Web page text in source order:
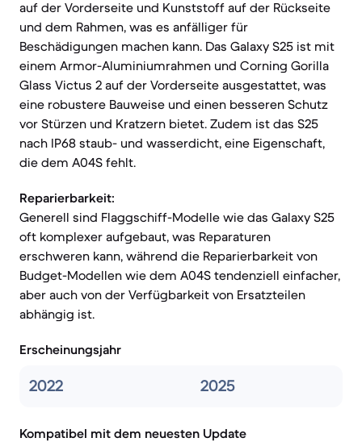
auf der Vorderseite und Kunststoff auf der Rückseite
und dem Rahmen, was es anfälliger für
Beschädigungen machen kann. Das Galaxy S25 ist mit
einem Armor-Aluminiumrahmen und Corning Gorilla
Glass Victus 2 auf der Vorderseite ausgestattet, was
eine robustere Bauweise und einen besseren Schutz
vor Stürzen und Kratzern bietet. Zudem ist das S25
nach IP68 staub- und wasserdicht, eine Eigenschaft,
die dem A04S fehlt.
Reparierbarkeit:
Generell sind Flaggschiff-Modelle wie das Galaxy S25
oft komplexer aufgebaut, was Reparaturen
erschweren kann, während die Reparierbarkeit von
Budget-Modellen wie dem A04S tendenziell einfacher,
aber auch von der Verfügbarkeit von Ersatzteilen
abhängig ist.
Erscheinungsjahr
2022 2025
Kompatibel mit dem neuesten Update